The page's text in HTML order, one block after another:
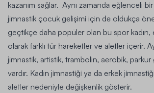
kazanım sağlar. Aynı zamanda eğlenceli
jimnastik çocuk gelişimi için de oldukça
geçtikçe daha popüler olan bu spor
olarak farklı tür hareketler ve aletler içerir.
jimnastik, artistik, trambolin, aerobik, parkur
vardır. Kadın jimnastiği ya da erkek
aletler nedeniyle değişkenlik gösterir.